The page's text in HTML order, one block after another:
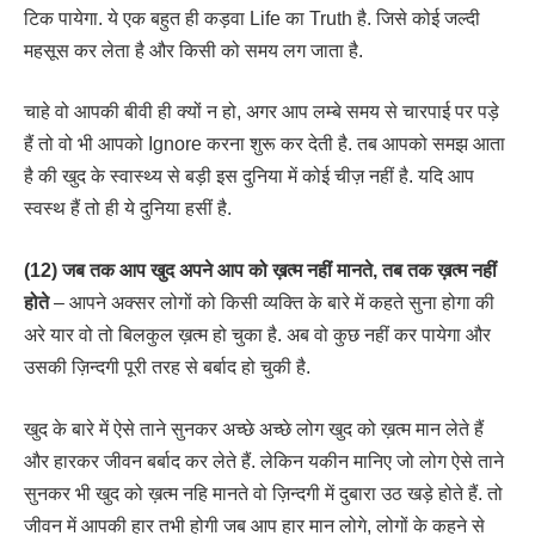
टिक पायेगा. ये एक बहुत ही कड़वा Life का Truth है. जिसे कोई जल्दी
महसूस कर लेता है और किसी को समय लग जाता है.
चाहे वो आपकी बीवी ही क्यों न हो, अगर आप लम्बे समय से चारपाई पर पड़े
हैं तो वो भी आपको Ignore करना शुरू कर देती है. तब आपको समझ आता
है की खुद के स्वास्थ्य से बड़ी इस दुनिया में कोई चीज़ नहीं है. यदि आप
स्वस्थ हैं तो ही ये दुनिया हसीं है.
(12) जब तक आप खुद अपने आप को ख़त्म नहीं मानते, तब तक ख़त्म नहीं
होते– आपने अक्सर लोगों को किसी व्यक्ति के बारे में कहते सुना होगा की
अरे यार वो तो बिलकुल ख़त्म हो चुका है. अब वो कुछ नहीं कर पायेगा और
उसकी ज़िन्दगी पूरी तरह से बर्बाद हो चुकी है.
खुद के बारे में ऐसे ताने सुनकर अच्छे अच्छे लोग खुद को ख़त्म मान लेते हैं
और हारकर जीवन बर्बाद कर लेते हैं. लेकिन यकीन मानिए जो लोग ऐसे ताने
सुनकर भी खुद को ख़त्म नहि मानते वो ज़िन्दगी में दुबारा उठ खड़े होते हैं. तो
जीवन में आपकी हार तभी होगी जब आप हार मान लोगे, लोगों के कहने से